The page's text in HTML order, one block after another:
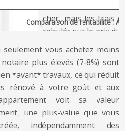
Comparaison de rentabilité :
vous achetez moins
plus élevés (7-8%) sont
*avant* travaux, ce qui réduit
rénové à votre goût et aux
voit sa valeur
une plus-value que vous
indépendamment des